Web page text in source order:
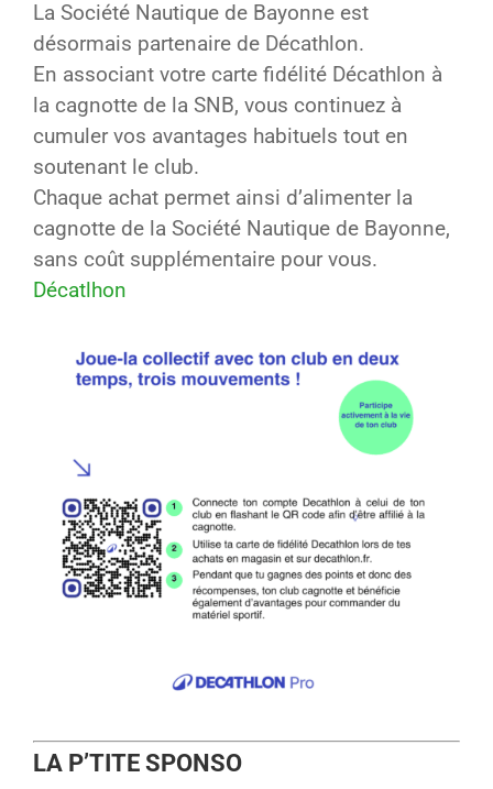
La Société Nautique de Bayonne est
désormais partenaire de Décathlon.
En associant votre carte fidélité Décathlon à
la cagnotte de la SNB, vous continuez à
cumuler vos avantages habituels tout en
soutenant le club.
Chaque achat permet ainsi d’alimenter la
cagnotte de la Société Nautique de Bayonne,
sans coût supplémentaire pour vous.
Décatlhon
LA P’TITE SPONSO